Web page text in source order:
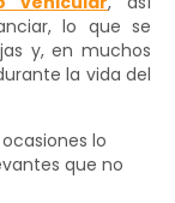
lo que se
y, en muchos
la vida del
lo
que no